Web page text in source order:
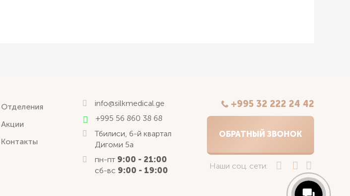
Отделения
Акции
Контакты
info@silkmedical.ge
+995 56 860 38 68
Тбилиси, 6-й квартал
Дигоми 5а
пн-пт 9:00 - 21:00
сб-вс 9:00 - 19:00
+995 32 222 24 42
ОБРАТНЫЙ ЗВОНОК
Наши соц. сети: